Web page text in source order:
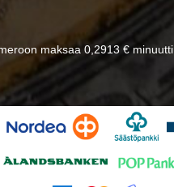
maksaa 0,2913 € minuutti